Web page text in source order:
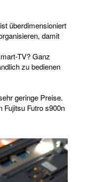
überdimensioniert
damit
TV? Ganz
zu bedienen
geringe Preise.
Fujitsu Futro s900n